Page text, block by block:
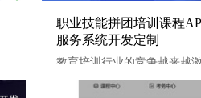
职业技能拼团培训课程APP
发定制
职业技能拼团培训课程
服务系统开发定制
教育培训行业的竞争越来越